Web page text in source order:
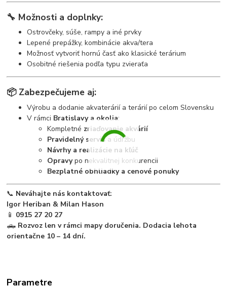
🔧 Možnosti a doplnky:
Ostrovčeky, súše, rampy a iné prvky
Lepené prepážky, kombinácie akva/tera
Možnosť vytvoriť hornú časť ako klasické terárium
Osobitné riešenia podľa typu zvieraťa
📦 Zabezpečujeme aj:
Výrobu a dodanie akvaterárií a terárií po celom Slovensku
V rámci Bratislavy a okolia:
Kompletné zriaďovanie akvárií
Pravidelný servisa údržbu
Návrhy a realizácie na kľúč
Opravypo nekvalitnej konkurencii
Bezplatné obhliadky a cenové ponuky
📞 Neváhajte nás kontaktovať:
Igor Heriban & Milan Hason
📱 0915 27 20 27
🛻 Rozvoz len v rámci mapy doručenia. Dodacia lehota
orientačne 10 – 14 dní.
Parametre